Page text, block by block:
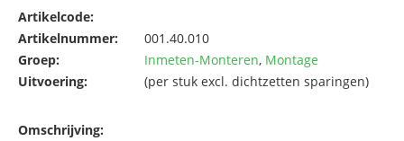
Artikelcode:
Artikelnummer:
001.40.010
Groep:
Inmeten-Monteren, Montage
Uitvoering:
(per stuk excl. dichtzetten sparingen)
Omschrijving: